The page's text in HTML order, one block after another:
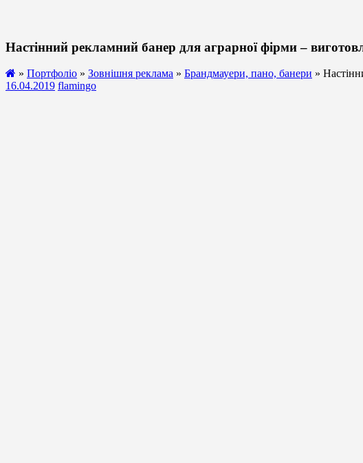
Настінний рекламний банер для аграрної фірми –
» Портфоліо » Зовнішня реклама » Брандмауери, пано, банери »
16.04.2019 flamingo